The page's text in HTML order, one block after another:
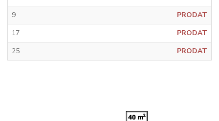
9
PRODAT
17
PRODAT
25
PRODAT